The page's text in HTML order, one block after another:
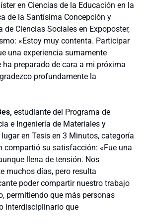
en Ciencias de la Educación en la
de la Santísima Concepción y
de Ciencias Sociales en Expoposter,
«Estoy muy contenta. Participar
una experiencia sumamente
preparado de cara a mi próxima
profundamente la
estudiante del Programa de
e Ingeniería de Materiales y
en Tesis en 3 Minutos, categoría
compartió su satisfacción: «Fue una
llena de tensión. Nos
muchos días, pero resulta
poder compartir nuestro trabajo
permitiendo que más personas
interdisciplinario que